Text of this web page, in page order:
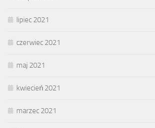
lipiec 2021
czerwiec 2021
maj 2021
kwiecień 2021
marzec 2021